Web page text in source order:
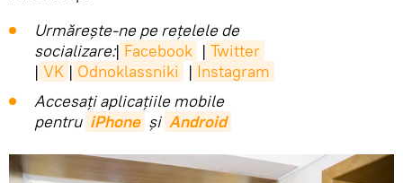
Urmărește-ne pe rețelele de
socializare:| Facebook | Twitter
| VK | Odnoklassniki | Instagram
Accesaţi aplicaţiile mobile
pentru iPhone și Android